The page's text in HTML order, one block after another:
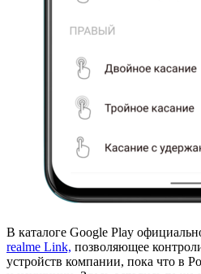
В каталоге Google Play
realme Link, позволяющее
устройств компании, пока что в